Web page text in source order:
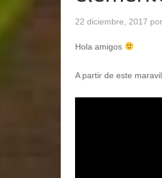
22 diciembre, 2017 por
Hola amigos
A partir de este